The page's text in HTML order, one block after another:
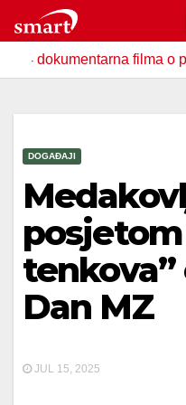
to
content
filma o
DOGAĐAJI
Dan MZ
JUL 15, 2025